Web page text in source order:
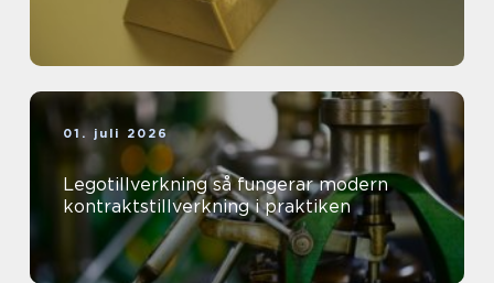
01. juli 2026
Legotillverkning så fungerar modern
kontraktstillverkning i praktiken